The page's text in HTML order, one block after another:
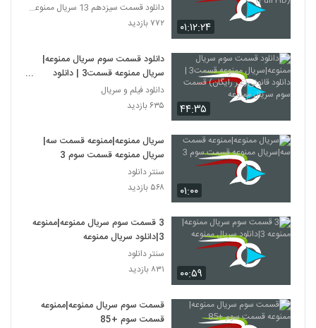
۰۱:۱۲:۲۴
دانلود قسمت سیزدهم 13 سریال ممنوعه قانونی
۷۷۲ بازدید
۴۴:۳۵
دانلود قسمت سوم سریال ممنوعه|
سریال ممنوعه قسمت3 | دانلود
قانونی(غیر رایگان) قسمت سوم سریال
ممنوعه
دانلود فیلم و سریال
۶۳۵ بازدید
۰۱:۰۰
سریال ممنوعه|ممنوعه قسمت سه|
سریال ممنوعه قسمت سوم 3
سنتر دانلود
۵۶۸ بازدید
۰۰:۵۹
3 قسمت سوم سریال ممنوعه|ممنوعه
3|دانلود سریال ممنوعه
سنتر دانلود
۸۳۱ بازدید
قسمت سوم سریال ممنوعه|ممنوعه
قسمت سوم +85